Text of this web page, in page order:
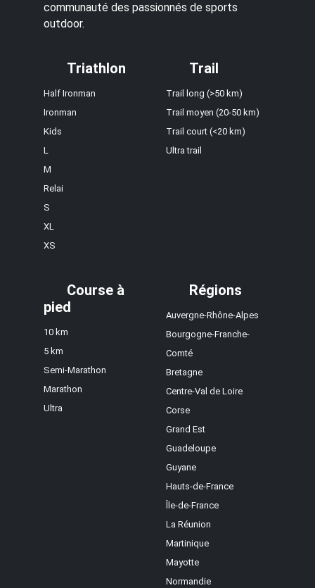
communauté des passionnés de sports
outdoor.
Triathlon
Half Ironman
Ironman
Kids
L
M
Relai
S
XL
XS
Trail
Trail long (>50 km)
Trail moyen (20-50 km)
Trail court (<20 km)
Ultra trail
Course à
pied
10 km
5 km
Semi-Marathon
Marathon
Ultra
Régions
Auvergne-Rhône-Alpes
Bourgogne-Franche-
Comté
Bretagne
Centre-Val de Loire
Corse
Grand Est
Guadeloupe
Guyane
Hauts-de-France
Île-de-France
La Réunion
Martinique
Mayotte
Normandie